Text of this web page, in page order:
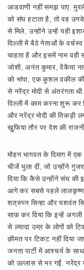
आडवाणी नहीं समझ पाए.
को संघ हटाता है, तो वह
से मिले, उन्होंने उन्हें यही
दिल्ली में बैठे नेताओं के
चाहता है और इसमें नाम वही
जोशी, अनंत कुमार, वेंकैया
को भांपा, एक कुशल वकील
से नरेंद्र मोदी से अंतरंगता
दिल्ली में काम करना शुरू
और नरेंद्र मोदी की तिकड़ी
खुुफिया तौर पर देश की
मोहन भागवत के दिमाग में एक
चीजें भुला दीं, जो उन्होंने
दिया कि कैसे उन्होंने संघ की
आगे कर सबसे पहले लालकृष्ण
शत्रुघ्न सिन्हा और यशवंत
साफ़ कर दिया कि इन्हें
से ज़्यादा उम्र के लोगों को
क़ीमत पर टिकट नहीं दिया
जनता पार्टी में आश्‍चर्य के
को उल्लास से भर गईं. नरेंद्र